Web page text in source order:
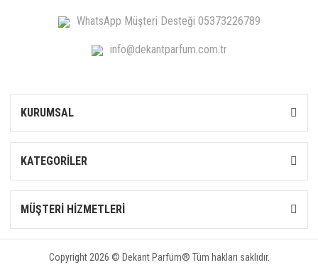
WhatsApp Müşteri Desteği 05373226789
info@dekantparfum.com.tr
KURUMSAL
KATEGORİLER
MÜŞTERİ HİZMETLERİ
Copyright 2026 © Dekant Parfüm® Tüm hakları saklıdır.